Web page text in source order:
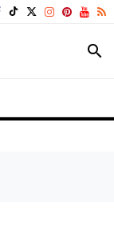
search